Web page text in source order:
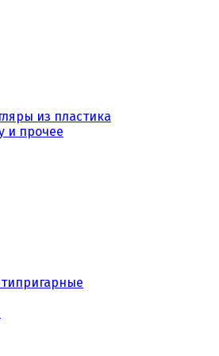
из пластика
и прочее